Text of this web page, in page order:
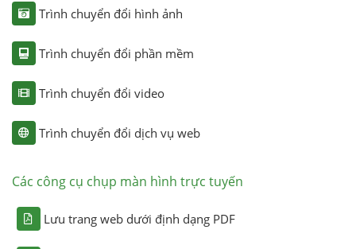
Trình chuyển đổi hình ảnh
Trình chuyển đổi phần mềm
Trình chuyển đổi video
Trình chuyển đổi dịch vụ web
Các công cụ chụp màn hình trực tuyến
Lưu trang web dưới định dạng PDF